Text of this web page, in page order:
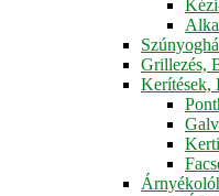
Grillezés,
Kerítések,